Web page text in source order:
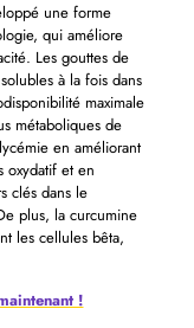
une forme
qui améliore
Les gouttes de
à la fois dans
maximale
métaboliques de
en améliorant
oxydatif et en
clés dans le
plus, la curcumine
les cellules bêta,
!